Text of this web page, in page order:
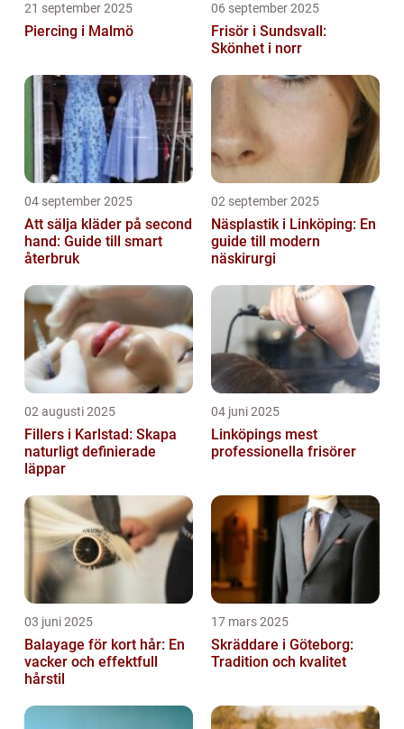
21 september 2025
Piercing i Malmö
06 september 2025
Frisör i Sundsvall:
Skönhet i norr
04 september 2025
Att sälja kläder på second
hand: Guide till smart
återbruk
02 september 2025
Näsplastik i Linköping: En
guide till modern
näskirurgi
02 augusti 2025
Fillers i Karlstad: Skapa
naturligt definierade
läppar
04 juni 2025
Linköpings mest
professionella frisörer
03 juni 2025
Balayage för kort hår: En
vacker och effektfull
hårstil
17 mars 2025
Skräddare i Göteborg:
Tradition och kvalitet